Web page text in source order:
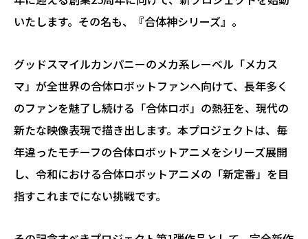
いたします。その名も、『合体神シリーズ』。
グッドスマイルカンパニーのメカ系レーベル「メカス
マ」が全世界の合体ロボットファンへ向けて、長年多く
のファンを魅了し続ける「合体ロボ」の熱狂を、現代の
新たな映像表現で描き出します。本プロジェクトは、毎
年違ったモチーフの合体ロボットアニメをシリーズ展開
し、令和における合体ロボットアニメの「新定番」を目
指すこれまでにない挑戦です。